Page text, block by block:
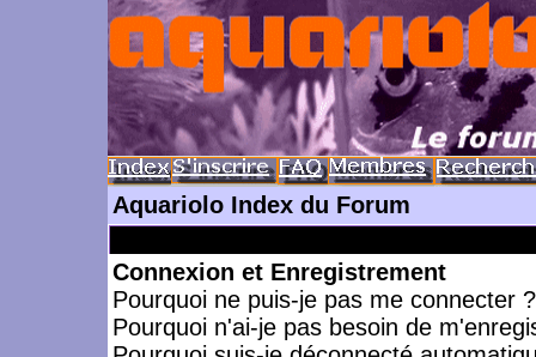
Aquariolo Index du Forum
Connexion et Enregistrement
Pourquoi ne puis-je pas me connecter ?
Pourquoi n'ai-je pas besoin de